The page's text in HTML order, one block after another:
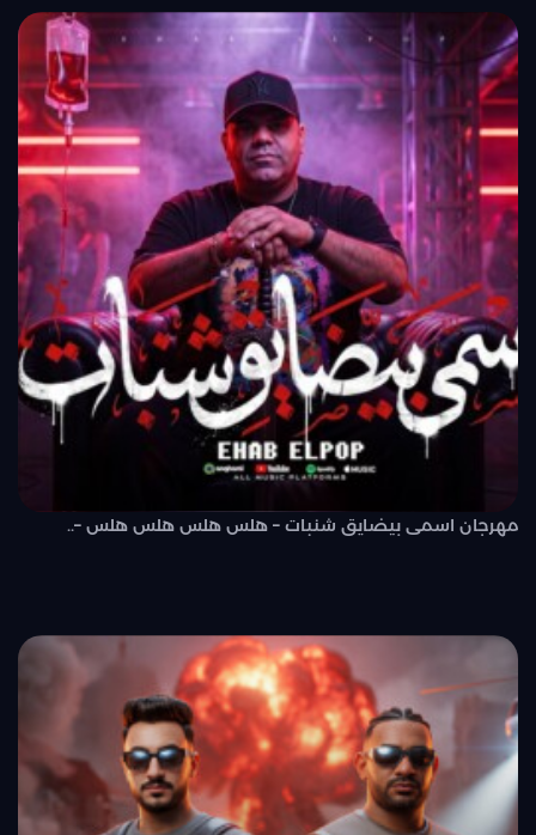
مهرجان اسمى بيضايق شنبات – هلس هلس هلس هلس –..